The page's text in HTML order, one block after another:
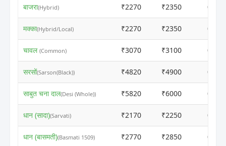
बाजरा(Hybrid) ₹2270 ₹2350 ⓘ
मक्का(Hybrid/Local) ₹2270 ₹2350 ⓘ
चावल (Common) ₹3070 ₹3100 ⓘ
सरसों(Sarson(Black)) ₹4820 ₹4900 ⓘ
साबुत चना दाल(Desi (Whole)) ₹5820 ₹6000 ⓘ
धान (सादा)(Sarvati) ₹2170 ₹2250 ⓘ
धान (बासमती)(Basmati 1509) ₹2770 ₹2850 ⓘ